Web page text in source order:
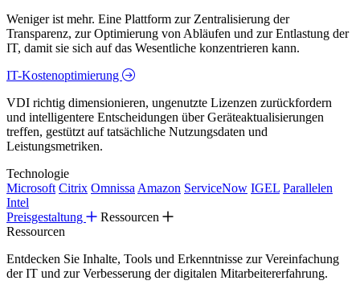
Weniger ist mehr. Eine Plattform zur Zentralisierung der
Transparenz, zur Optimierung von Abläufen und zur Entlastung der
IT, damit sie sich auf das Wesentliche konzentrieren kann.
IT-Kostenoptimierung
VDI richtig dimensionieren, ungenutzte Lizenzen zurückfordern
und intelligentere Entscheidungen über Geräteaktualisierungen
treffen, gestützt auf tatsächliche Nutzungsdaten und
Leistungsmetriken.
Technologie
Microsoft Citrix Omnissa Amazon ServiceNow IGEL Parallelen
Intel
Preisgestaltung
Ressourcen
Ressourcen
Entdecken Sie Inhalte, Tools und Erkenntnisse zur Vereinfachung
der IT und zur Verbesserung der digitalen Mitarbeitererfahrung.